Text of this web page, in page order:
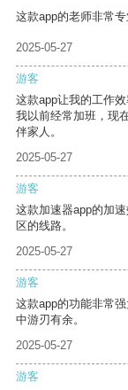
这款app的老师非常
2025-05-27
游客
这款app让我的工作
我以前经常加班，现
伴家人。
2025-05-27
游客
这款加速器app的加
区的线路。
2025-05-27
游客
这款app的功能非常
中游刃有余。
2025-05-27
游客